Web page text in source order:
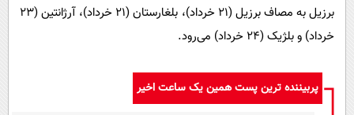
برزیل به مصاف برزیل (۲۱ خرداد)، بلغارستان (۲۱ خرداد)، آرژانتین (۲۳
خرداد) و بلژیک (۲۴ خرداد) می‌رود.
پربیننده ترین پست همین یک ساعت اخیر